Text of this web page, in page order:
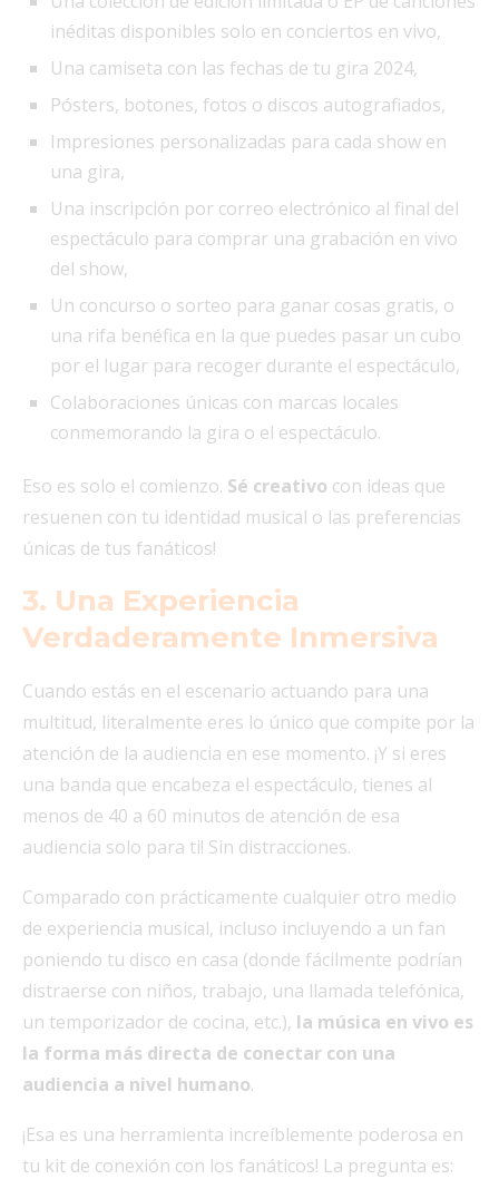
inéditas disponibles solo en conciertos en vivo,
Una camiseta con las fechas de tu gira 2024,
Pósters, botones, fotos o discos autografiados,
Impresiones personalizadas para cada show en
una gira,
Una inscripción por correo electrónico al final del
espectáculo para comprar una grabación en vivo
del show,
Un concurso o sorteo para ganar cosas gratis, o
una rifa benéfica en la que puedes pasar un cubo
por el lugar para recoger durante el espectáculo,
Colaboraciones únicas con marcas locales
conmemorando la gira o el espectáculo.
Eso es solo el comienzo. Sé creativo con ideas que
resuenen con tu identidad musical o las preferencias
únicas de tus fanáticos!
3. Una Experiencia
Verdaderamente Inmersiva
Cuando estás en el escenario actuando para una
multitud, literalmente eres lo único que compite por la
atención de la audiencia en ese momento. ¡Y si eres
una banda que encabeza el espectáculo, tienes al
menos de 40 a 60 minutos de atención de esa
audiencia solo para ti! Sin distracciones.
Comparado con prácticamente cualquier otro medio
de experiencia musical, incluso incluyendo a un fan
poniendo tu disco en casa (donde fácilmente podrían
distraerse con niños, trabajo, una llamada telefónica,
un temporizador de cocina, etc.), la música en vivo es
la forma más directa de conectar con una
audiencia a nivel humano.
¡Esa es una herramienta increíblemente poderosa en
tu kit de conexión con los fanáticos! La pregunta es: